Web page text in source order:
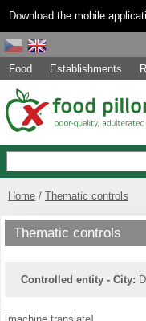
Download the mobile
Food Establishments
Home Thematic controls
Thematic controls
Controlled entity - City: